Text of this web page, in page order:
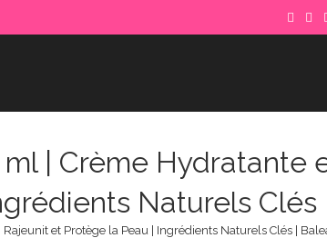
ml | Crème Hydratante
Naturels Clés
et Protège la Peau | Ingrédients Naturels Clés |